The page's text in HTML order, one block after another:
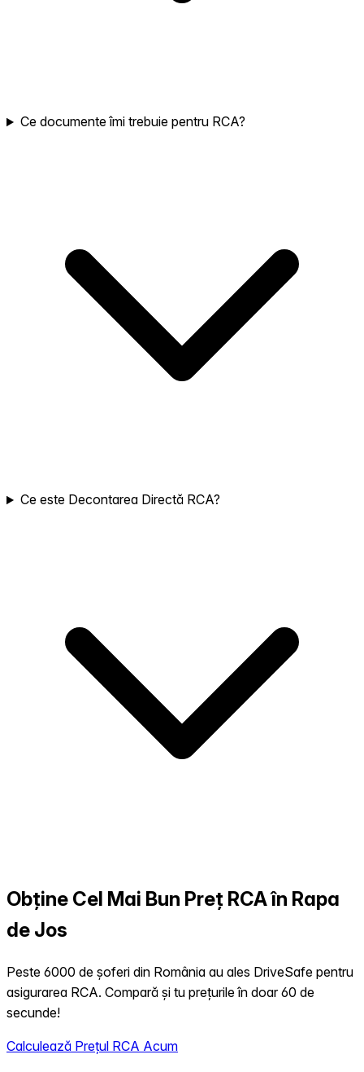
Ce documente îmi trebuie pentru RCA?
Ce este Decontarea Directă RCA?
Obține Cel Mai Bun Preț RCA în Rapa
de Jos
Peste 6000 de șoferi din România au ales DriveSafe pentru
asigurarea RCA. Compară și tu prețurile în doar 60 de
secunde!
Calculează Prețul RCA Acum